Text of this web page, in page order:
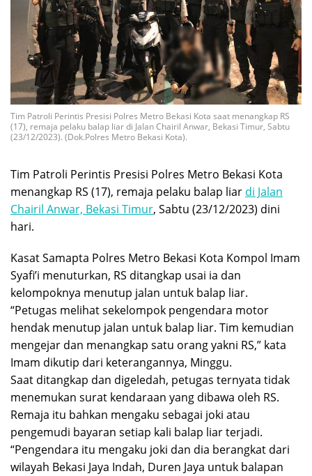
Tim Patroli Perintis Presisi Polres Metro Bekasi Kota saat menangkap RS
(17), remaja pelaku balap liar di Jalan Chairil Anwar, Bekasi Timur, Sabtu
(23/12/2023). (Dok.Polres Metro Bekasi Kota).
Tim Patroli Perintis Presisi Polres Metro Bekasi Kota
menangkap RS (17), remaja pelaku balap liar di Jalan
Chairil Anwar, Bekasi Timur, Sabtu (23/12/2023) dini
hari.
Kasat Samapta Polres Metro Bekasi Kota Kompol Imam
Syafi’i menuturkan, RS ditangkap usai ia dan
kelompoknya menutup jalan untuk balap liar.
“Petugas melihat sekelompok pengendara motor
hendak menutup jalan untuk balap liar. Tim kemudian
mengejar dan menangkap satu orang yakni RS,” kata
Imam dikutip dari keterangannya, Minggu.
Saat ditangkap dan digeledah, petugas ternyata tidak
menemukan surat kendaraan yang dibawa oleh RS.
Remaja itu bahkan mengaku sebagai joki atau
pengemudi bayaran setiap kali balap liar terjadi.
“Pengendara itu mengaku joki dan dia berangkat dari
wilayah Bekasi Jaya Indah, Duren Jaya untuk balapan